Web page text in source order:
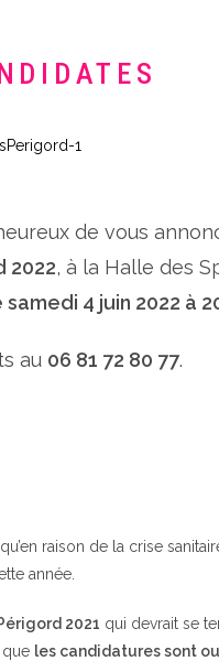
de vous
2022, à la Halle des
samedi 4 juin 2022 à
au 06 81 72 80 77.
raison de la crise
année.
2021 qui devrait se
que les candidatures sont